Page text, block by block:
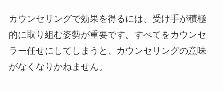
カウンセリングで効果を得るには、受け手が積極
的に取り組む姿勢が重要です。すべてをカウンセ
ラー任せにしてしまうと、カウンセリングの意味
がなくなりかねません。